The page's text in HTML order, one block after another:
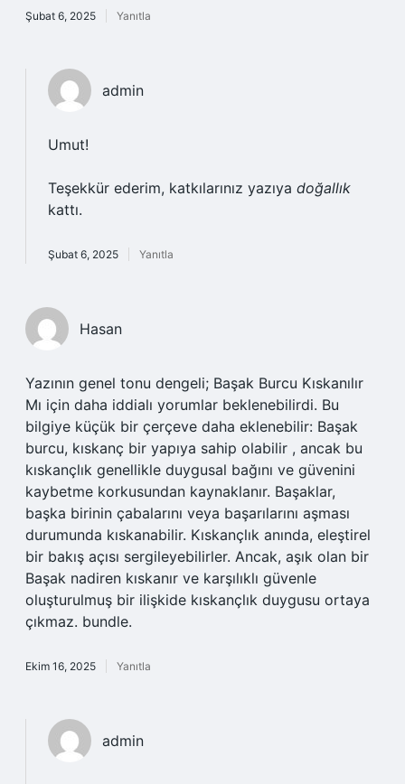
Şubat 6, 2025 Yanıtla
admin
Umut!
Teşekkür ederim, katkılarınız yazıya doğallık
kattı.
Şubat 6, 2025 Yanıtla
Hasan
Yazının genel tonu dengeli; Başak Burcu Kıskanılır
Mı için daha iddialı yorumlar beklenebilirdi. Bu
bilgiye küçük bir çerçeve daha eklenebilir: Başak
burcu, kıskanç bir yapıya sahip olabilir , ancak bu
kıskançlık genellikle duygusal bağını ve güvenini
kaybetme korkusundan kaynaklanır. Başaklar,
başka birinin çabalarını veya başarılarını aşması
durumunda kıskanabilir. Kıskançlık anında, eleştirel
bir bakış açısı sergileyebilirler. Ancak, aşık olan bir
Başak nadiren kıskanır ve karşılıklı güvenle
oluşturulmuş bir ilişkide kıskançlık duygusu ortaya
çıkmaz. bundle.
Ekim 16, 2025 Yanıtla
admin